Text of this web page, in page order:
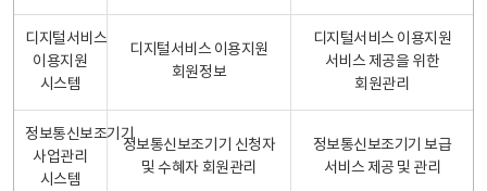
디지털서비스
이용지원
시스템
디지털서비스 이용지원
회원정보
디지털서비스 이용지원
서비스 제공을 위한
회원관리
정보통신보조기기
사업관리
시스템
정보통신보조기기 신청자
및 수혜자 회원관리
정보통신보조기기 보급
서비스 제공 및 관리